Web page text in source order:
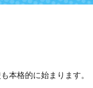
本格的に始まります。